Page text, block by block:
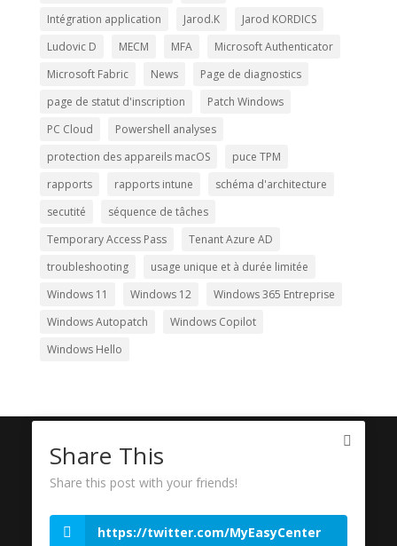
Intégration application
Jarod.K
Jarod KORDICS
Ludovic D
MECM MFA
Microsoft Authenticator
Microsoft Fabric
News
Page de diagnostics
page de statut d'inscription
Patch Windows
PC Cloud
Powershell analyses
protection des appareils macOS
puce TPM
rapports
rapports intune
schéma d'architecture
secutité
séquence de tâches
Temporary Access Pass
Tenant Azure AD
troubleshooting
usage unique et à durée limitée
Windows 11
Windows 12
Windows 365 Entreprise
Windows Autopatch
Windows Copilot
Windows Hello
Faites appel à nos Experts Microsoft pour la mise en
place de vos infrastructures Intune, MDM et MECM.
Microsoft est effectivement un leader mondial en
solution de MDM, Intune, est une plateforme cloud qui
Share This
Share this post with your friends!
https://twitter.com/MyEasyCenter